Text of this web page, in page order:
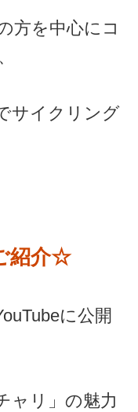
方を中心にコ
サイクリング
紹介☆
に公開
ャリ」の魅力